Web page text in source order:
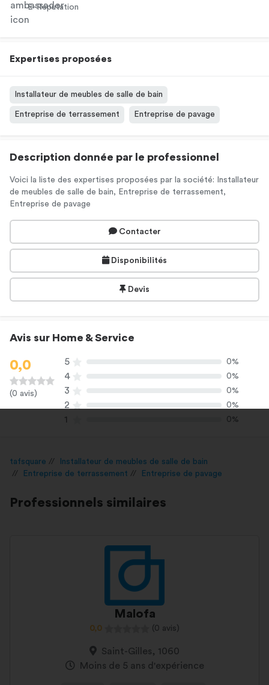
E-Réputation
Expertises proposées
Installateur de meubles de salle de bain
Entreprise de terrassement Entreprise de pavage
Description donnée par le professionnel
Voici la liste des expertises proposées par la société: Installateur
de meubles de salle de bain, Entreprise de terrassement,
Entreprise de pavage
Contacter
Disponibilités
Devis
Avis sur Home & Service
0,0
(0 avis)
5 0%
4 0%
3 0%
2 0%
1 0%
tafsquare
Installateur de meubles de salle de bain
Entreprise de terrassement
Entreprise de pavage
Professionnels similaires
Malofa
0,0 (0 avis)
Saint-Gilles, 1060
Moins de 5 ans d'expérience